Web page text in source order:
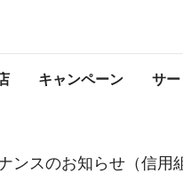
キャンペーン サ
らのお知らせ
ンスのお知らせ（信用